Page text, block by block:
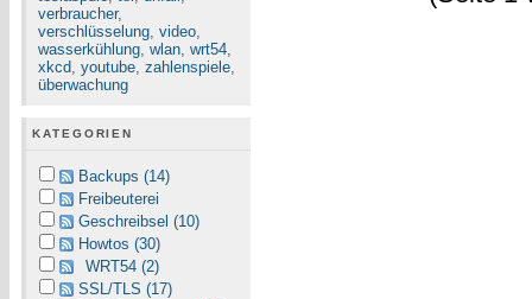
verbraucher,
verschlüsselung, video,
wasserkühlung, wlan, wrt54,
xkcd, youtube, zahlenspiele,
überwachung
KATEGORIEN
Backups (14)
Freibeuterei
Geschreibsel (10)
Howtos (30)
WRT54 (2)
SSL/TLS (17)